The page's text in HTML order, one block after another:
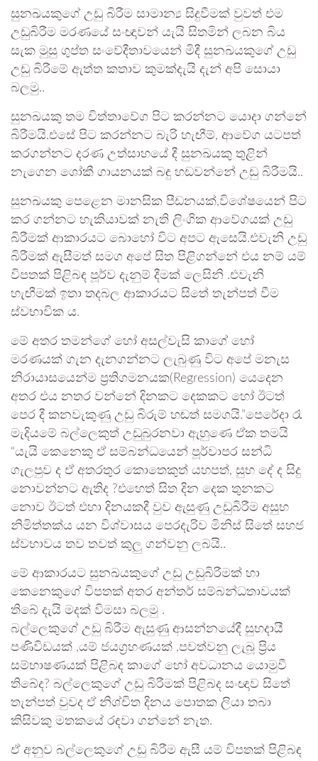
සුනඛයකුගේ උඩු බිරීම සාමාන්‍ය සිදුවීමක් වුවත් එම
උඩුබිරීම මරණයේ සංඥාවන් යැයි සිතමින් ලබන බිය
සැක මුසු ගුප්ත සංවේදීතාවයෙන් මිදී සුනඛයකුගේ උඩු
උඩු බිරීමේ ඇත්ත කතාව කුමක්දැයි දැන් අපි සොයා
බලමු..
සුනඛයකු තම චිත්තාවේග පිට කරන්නට යොදා ගන්නේ
බිරීමයි.එසේ පිට කරන්නට බැරි හැඟීම්, ආවේග යටපත්
කරගන්නට දරණ උත්සාහයේ දී සුනඛයකු තුළින්
නැගෙන ශෝකී ගායනයක් බඳු හඩවන්නේ උඩු බිරීමයි..
සුනඛයකු පෙළෙන මානසික පීඩනයක්,විශේෂයෙන් පිට
කර ගන්නට හැකියාවක් නැති ලිංගික ආවේගයක් උඩු
බිරීමක් ආකාරයට බොහෝ විට අපට ඇසෙයි.එවැනි උඩු
බිරීමක් ඇසීමත් සමග අපේ සිත පිළිගන්නේ එය නම් යම්
විපතක් පිළිබඳ පූර්ව දැනුම් දීමක් ලෙසිනි .එවැනි
හැඟීමක් ඉතා තදබල ආකාරයට සිතේ තැන්පත් වීම
ස්වභාවික ය.
මේ අතර තමන්ගේ හෝ අසල්වැසි කාගේ හෝ
මරණයක් ගැන දැනගන්නට ලැබුණු විට අපේ මනැස
නිරායාසයෙන්ම ප්‍රතිගමනයක(Regression) යෙදෙන
අතර එය නතර වන්නේ දිනකට දෙකකට හෝ ඊටත්
පෙර දී කනවැකුණු උඩු බිරුම් හඬත් සමගයි.”පෙරේදා රෑ
මැදියමේ බල්ලෙකුත් උඩුබුරනවා ඇහුණෙ ඒක තමයි
“යැයි කෙනෙකු ඒ සම්බන්ධයෙන් පූර්වාපර සන්ධි
ගැලපුව ද ඒ අතරතුර කොතෙකුත් යහපත්, සුභ දේ ද සිදු
නොවන්නට ඇතිද ?එහෙත් සිත දින දෙක තුනකට
නොව ඊටත් එහා දිනයකදී වුව ඇසුණු උඩුබිරීම අසුභ
නිමිත්තක්ය යන විශ්වාසය පෙරදැරිව මිනිස් සිතේ සහජ
ස්වභාවය තව තවත් කුලු ගන්වනු ලබයි..
මේ ආකාරයට සුනඛයකුගේ උඩු උඩුබිරීමක් හා
කෙනෙකුගේ විපතක් අතර අන්තර් සම්බන්ධතාවයක්
තිබේ දැයි මදක් විමසා බලමු .
බල්ලෙකුගේ උඩු බිරීම ඇසුණු ආසන්නයේදී සුභදායී
පණිවිඩයක් ,යම් ජයග්‍රහණයක් ,පවත්වනු ලැබූ ප්‍රිය
සම්භාෂණයක් පිළිබඳ කාගේ හෝ අවධානය යොමුවී
තිබේද? බල්ලෙකුගේ උඩු බිරීමක් පිළිබද සංඥාව සිතේ
තැන්පත් වුවද ඒ නිශ්චිත දිනය පොතක ලියා තබා
කිසිවකු මතකයේ රඳවා ගන්නේ නැත.
ඒ අනුව බල්ලෙකුගේ උඩු බිරීම ඇසී යම් විපතක් පිළිබඳ